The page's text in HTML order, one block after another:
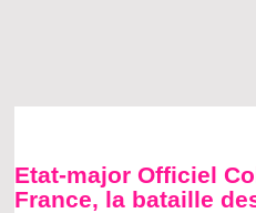
Etat-major Officiel
France, la bataille